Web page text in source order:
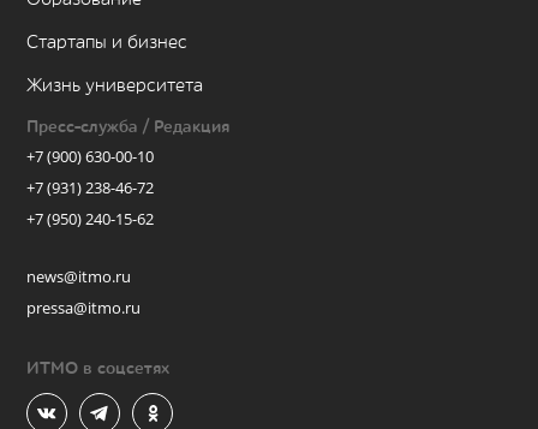
Стартапы и бизнес
Жизнь университета
Пресс-служба / Редакция
+7 (900) 630-00-10
+7 (931) 238-46-72
+7 (950) 240-15-62
news@itmo.ru
pressa@itmo.ru
ИТМО в соцсетях